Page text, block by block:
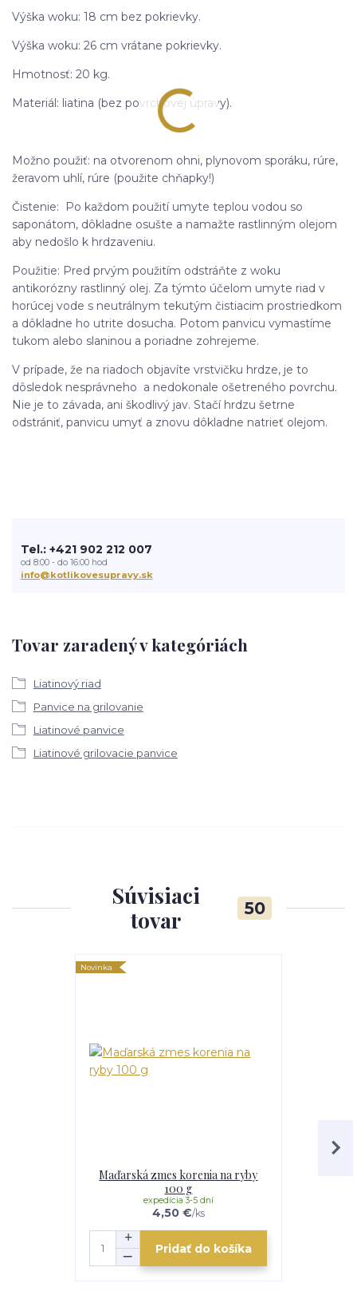
Výška woku: 18 cm bez pokrievky.
Výška woku: 26 cm vrátane pokrievky.
Hmotnosť: 20 kg.
Materiál: liatina (bez povrchovej úpravy).
Možno použiť: na otvorenom ohni, plynovom sporáku, rúre,
žeravom uhlí, rúre (použite chňapky!)
Čistenie: Po každom použití umyte teplou vodou so
saponátom, dôkladne osušte a namažte rastlinným olejom
aby nedošlo k hrdzaveniu.
Použitie: Pred prvým použitím odstráňte z woku
antikorózny rastlinný olej. Za týmto účelom umyte riad v
horúcej vode s neutrálnym tekutým čistiacim prostriedkom
a dôkladne ho utrite dosucha. Potom panvicu vymastíme
tukom alebo slaninou a poriadne zohrejeme.
V prípade, že na riadoch objavíte vrstvičku hrdze, je to
dôsledok nesprávneho a nedokonale ošetreného povrchu.
Nie je to závada, ani škodlivý jav. Stačí hrdzu šetrne
odstrániť, panvicu umyť a znovu dôkladne natrieť olejom.
Tovar zaradený v kategóriách
Liatinový riad
Panvice na grilovanie
Liatinové panvice
Liatinové grilovacie panvice
Tel.: +421 902 212 007
od 8:00 - do 16:00 hod
info@kotlikovesupravy.sk
Súvisiaci
tovar
50
Novinka
Maďarská zmes korenia na ryby
100 g
4,50 €/ks
expedícia 3-5 dní
Pridať do košíka